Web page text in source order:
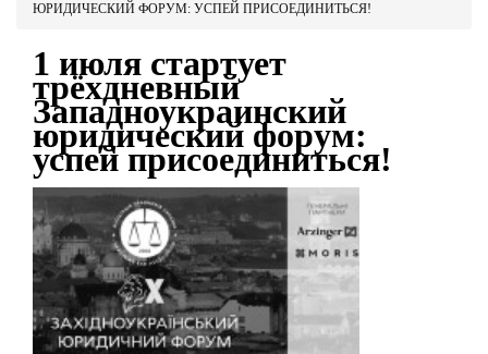
ЮРИДИЧЕСКИЙ ФОРУМ: УСПЕЙ ПРИСОЕДИНИТЬСЯ!
1 июля стартует
трёхдневный
Западноукраинский
юридический форум:
успей присоединиться!